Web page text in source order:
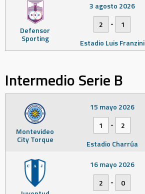
Defensor
Sporting
3 agosto 2026
2
-
1
Estadio Luis Franzini
Intermedio Serie B
Montevideo
City Torque
15 mayo 2026
1
-
2
Estadio Charrúa
16 mayo 2026
2
- 0